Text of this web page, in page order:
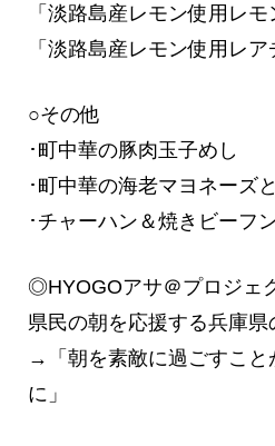
「淡路島産レモン使用レモ
「淡路島産レモン使用レア
○その他
･町中華の豚肉玉子めし
･町中華の海老マヨネーズ
･チャーハン＆焼きビーフ
◎HYOGOアサ＠プロジェ
県民の朝を応援する兵庫県
→「朝を素敵に過ごすこと
に」